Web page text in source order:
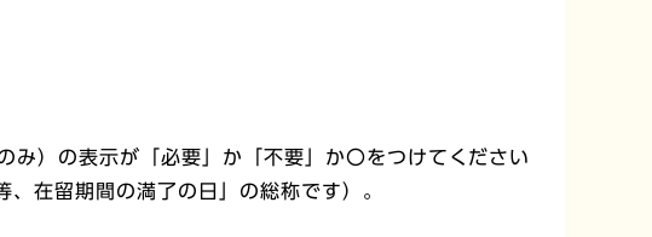
み）の表示が「必要」か「不要」か〇をつけてください
在留期間の満了の日」の総称です）。